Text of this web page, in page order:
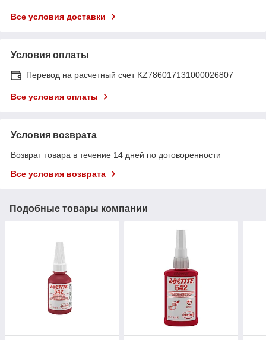
Все условия доставки
Условия оплаты
Перевод на расчетный счет KZ786017131000026807
Все условия оплаты
Условия возврата
Возврат товара в течение 14 дней по договоренности
Все условия возврата
Подобные товары компании